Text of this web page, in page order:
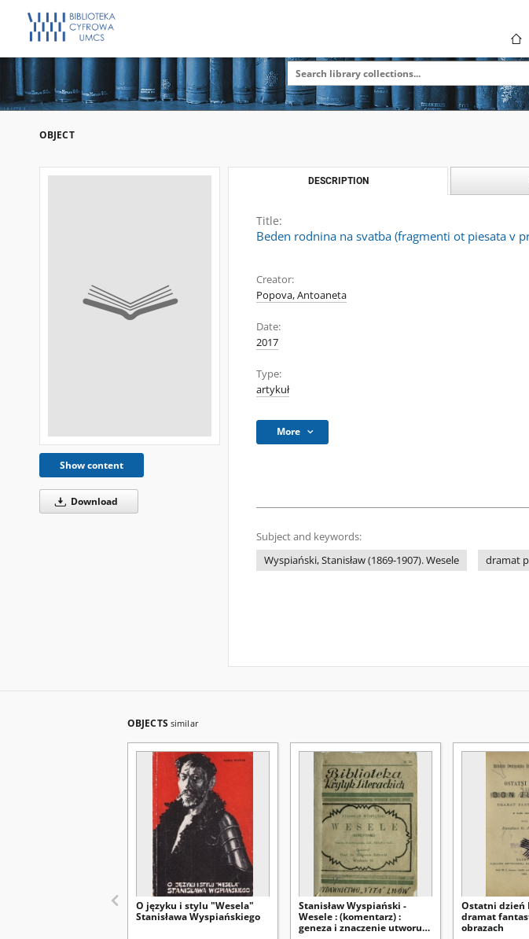
OBJECT
Show content
Download
DESCRIPTION
Title:
Beden rodnina na svatba (fragmenti ot piesata v
Creator:
Popova, Antoaneta
Date:
2017
Type:
artykuł
More
Subject and keywords:
Wyspiański, Stanisław (1869-1907). Wesele
dramat
OBJECTS similar
O języku i stylu "Wesela"
Stanisława Wyspiańskiego
Stanisław Wyspiański -
Wesele : (komentarz) :
geneza i znaczenie utworu
Ostatni dzień
dramat
obrazach